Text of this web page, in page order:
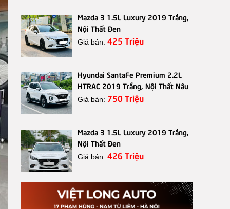
Mazda 3 1.5L Luxury 2019 Trắng,
Nội Thất Đen
Giá bán: 425 Triệu
Hyundai SantaFe Premium 2.2L
HTRAC 2019 Trắng, Nội Thất Nâu
Giá bán: 750 Triệu
Mazda 3 1.5L Luxury 2019 Trắng,
Nội Thất Đen
Giá bán: 426 Triệu